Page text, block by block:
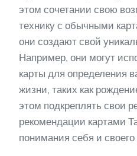
этом сочетании свою
технику с обычными
они создают свой
Например, они могут
карты для определения
жизни, таких как
этом подкреплять свои
рекомендации картами
понимания себя и своего